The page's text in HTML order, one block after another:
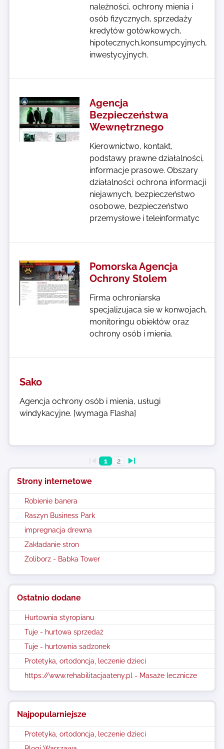
Strony internetowe
Robienie banera
Raszyn Business Park
impregnacja drewna
Zakładanie stron
Żoliborz - Babka Tower
Ostatnio dodane
Hurtownia styropianu
Tuje - hurtowa sprzedaż
Tuje - hurtownia sadzonek
Protetyka, ortodoncja, leczenie dzieci
https://www.rehabilitacjaateny.pl - Masaże lecznicze
Najpopularniejsze
Protetyka, ortodoncja, leczenie dzieci
należności, ochrony mienia i
osób fizycznych, sprzedaży
kredytów gotówkowych,
hipotecznych,konsumpcyjnych,
inwestycyjnych.
Agencja
Bezpieczeństwa
Wewnętrznego
Kierownictwo, kontakt,
podstawy prawne działalności,
informacje prasowe. Obszary
działalności: ochrona informacji
niejawnych, bezpieczeństwo
osobowe, bezpieczeństwo
przemysłowe i teleinformatyc
Pomorska Agencja
Ochrony Stolem
Firma ochroniarska
specjalizujaca sie w konwojach,
monitoringu obiektów oraz
ochrony osób i mienia.
Sako
Agencja ochrony osób i mienia, usługi
windykacyjne. [wymaga Flasha]
1 2